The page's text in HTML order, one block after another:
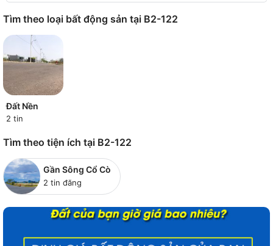
Tìm theo loại bất động sản tại B2-122
Đất Nền
2 tin
Tìm theo tiện ích tại B2-122
Gần Sông Cổ Cò
2 tin đăng